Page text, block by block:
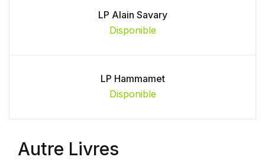
LP Alain Savary
Disponible
LP Hammamet
Disponible
Autre Livres